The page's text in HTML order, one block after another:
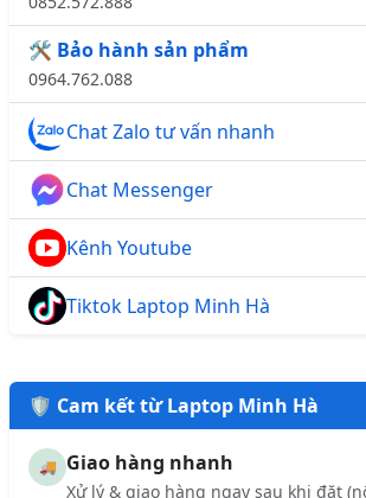
🛠️ Bảo hành sản phẩm
0964.762.088
Chat Zalo tư vấn nhanh
Chat Messenger
Kênh Youtube
Tiktok Laptop Minh Hà
🛡️ Cam kết từ Laptop Minh Hà
🚚 Giao hàng nhanh
Xử lý & giao hàng ngay sau khi đặt